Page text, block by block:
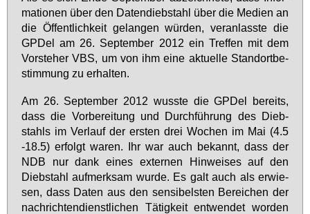
ma­tio­nen über den Da­ten­dieb­stahl über die Me­di­en an
die Öf­fent­lich­keit ge­lan­gen wür­den, ver­an­lass­te die
GPDel am 26. Sep­tem­ber 2012 ein Tref­fen mit dem
Vor­ste­her VBS, um von ihm ei­ne ak­tu­el­le Stand­ort­be­
stim­mung zu er­hal­ten.
Am 26. Sep­tem­ber 2012 wuss­te die GPDel be­reits,
dass die Vor­be­rei­tung und Durch­füh­rung des Dieb­
stahls im Ver­lauf der ers­ten drei Wo­chen im Mai (4.5
-18.5) er­folgt wa­ren. Ihr war auch be­kannt, dass der
NDB nur dank ei­nes ex­ter­nen Hin­wei­ses auf den
Dieb­stahl auf­merk­sam wur­de. Es galt auch als er­wie­
sen, dass Da­ten aus den sen­si­bels­ten Be­rei­chen der
nach­rich­ten­dienst­li­chen Tä­tig­keit ent­wen­det wor­den